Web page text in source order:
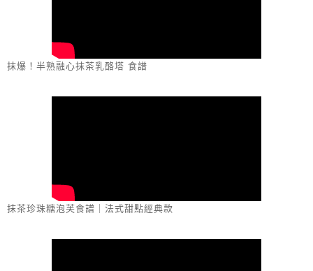
抹爆！半熟融心抹茶乳酪塔 食譜
抹茶珍珠糖泡芙食譜｜法式甜點經典款